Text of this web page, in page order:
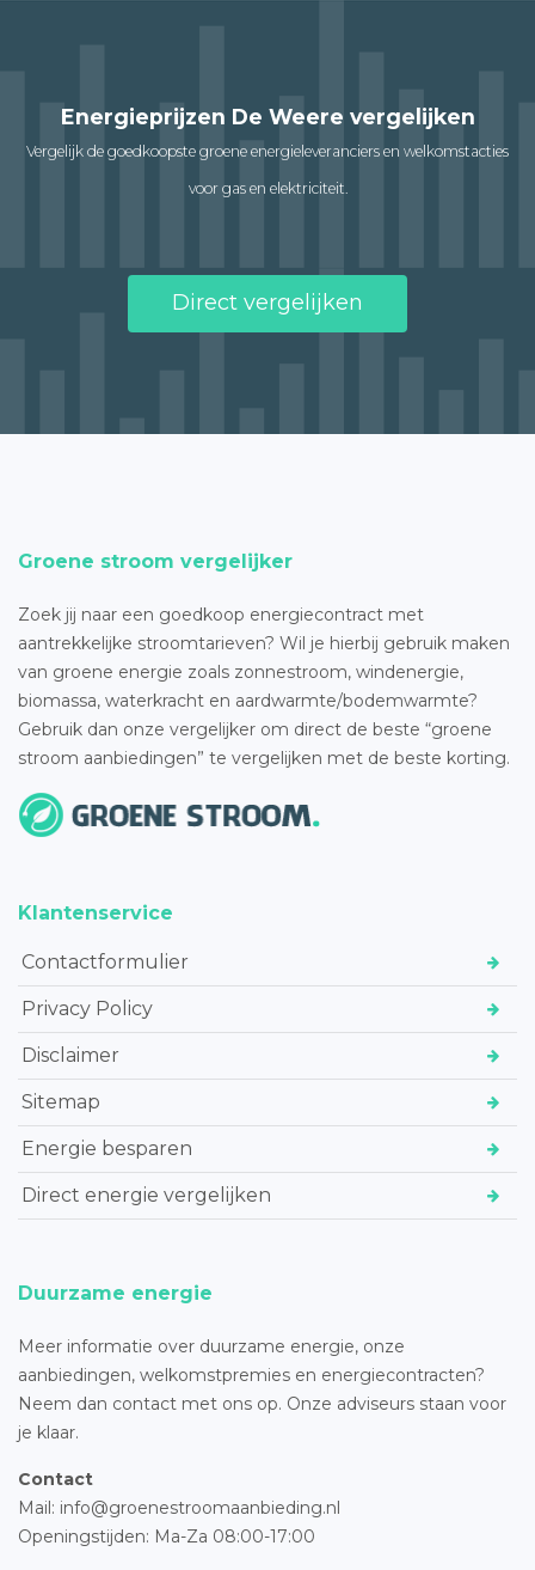
Energieprijzen De Weere vergelijken
Vergelijk de goedkoopste groene energieleveranciers en welkomstacties
voor gas en elektriciteit.
Direct vergelijken
Groene stroom vergelijker
Zoek jij naar een goedkoop energiecontract met
aantrekkelijke stroomtarieven? Wil je hierbij gebruik maken
van groene energie zoals zonnestroom, windenergie,
biomassa, waterkracht en aardwarmte/bodemwarmte?
Gebruik dan onze vergelijker om direct de beste “groene
stroom aanbiedingen” te vergelijken met de beste korting.
Klantenservice
Contactformulier
Privacy Policy
Disclaimer
Sitemap
Energie besparen
Direct energie vergelijken
Duurzame energie
Meer informatie over duurzame energie, onze
aanbiedingen, welkomstpremies en energiecontracten?
Neem dan contact met ons op. Onze adviseurs staan voor
je klaar.
Contact
Mail: info@groenestroomaanbieding.nl
Openingstijden: Ma-Za 08:00-17:00